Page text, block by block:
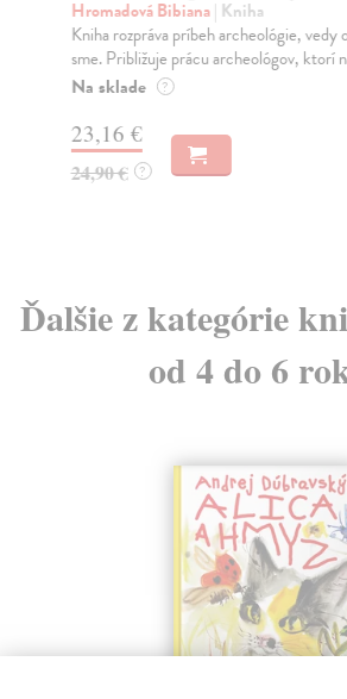
Hromadová Bibiana| Kniha
Kniha rozpráva príbeh archeológie, vedy
sme. Približuje prácu archeológov, ktorí
Na sklade ?
23,16 €
24,90 € ?
Ďalšie z kategórie
od 4 do 6